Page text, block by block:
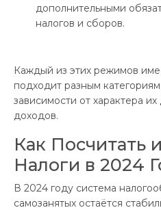
дополнительными
налогов и сборов.
Каждый из этих режимов
подходит разным
зависимости от характера
доходов.
Как Посчитать
Налоги в 2024
В 2024 году система
самозанятых остаётся